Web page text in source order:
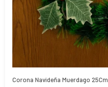
Corona Navideña Muerdago 25Cm